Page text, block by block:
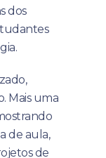
dos
Mais uma
de aula,
de